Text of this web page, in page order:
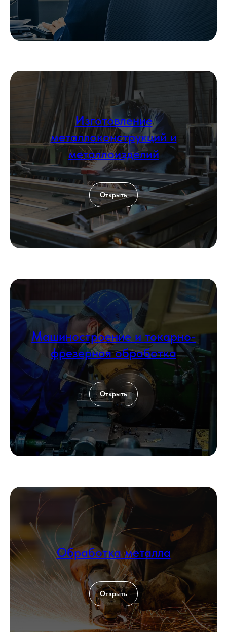
Изготовление
металлоконструкций и
металлоизделий
Открыть
Машиностроение и токарно-
фрезерная обработка
Открыть
Обработка металла
Открыть
Оставить заявку
КОНТАКТЫ